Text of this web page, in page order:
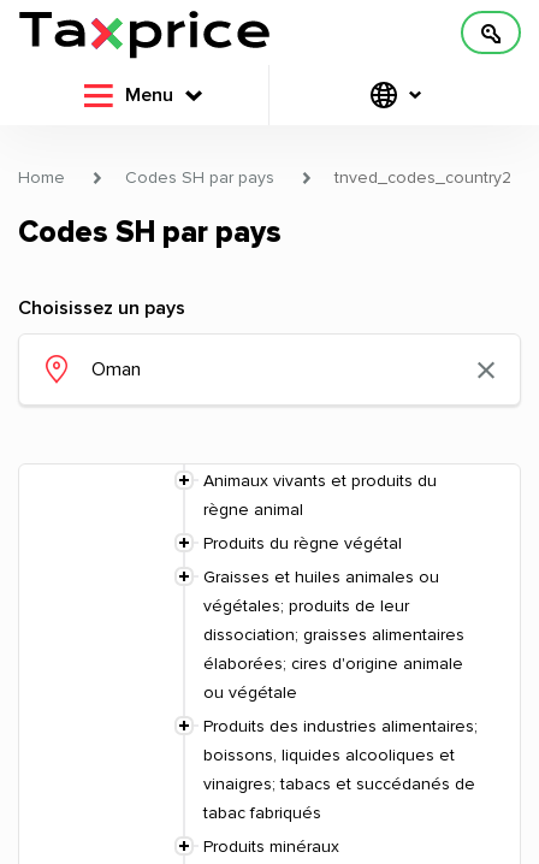
Menu
Home Codes SH par pays tnved_codes_country2
Codes SH par pays
Choisissez un pays
Animaux vivants et produits du
règne animal
Produits du règne végétal
Graisses et huiles animales ou
végétales; produits de leur
dissociation; graisses alimentaires
élaborées; cires d'origine animale
ou végétale
Produits des industries alimentaires;
boissons, liquides alcooliques et
vinaigres; tabacs et succédanés de
tabac fabriqués
Produits minéraux